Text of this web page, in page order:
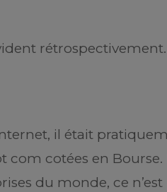
rétrospectivement.
il était
com cotées en
du monde, ce n’est